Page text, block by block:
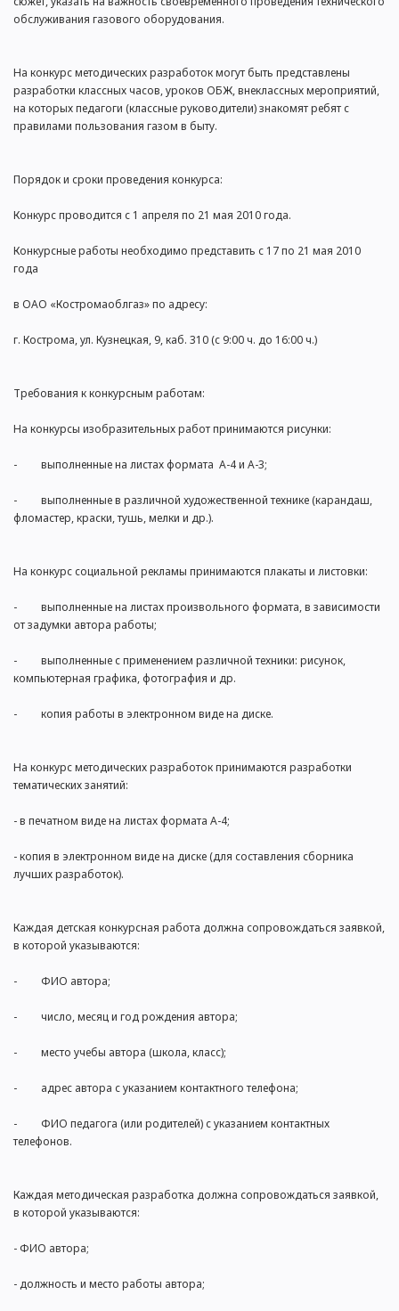
обслуживания газового оборудования.
На конкурс методических разработок могут быть представлены
разработки классных часов, уроков ОБЖ, внеклассных мероприятий,
на которых педагоги (классные руководители) знакомят ребят с
правилами пользования газом в быту.
Порядок и сроки проведения конкурса:
Конкурс проводится с 1 апреля по 21 мая 2010 года.
Конкурсные работы необходимо представить с 17 по 21 мая 2010
года
в ОАО «Костромаоблгаз» по адресу:
г. Кострома, ул. Кузнецкая, 9, каб. 310 (с 9:00 ч. до 16:00 ч.)
Требования к конкурсным работам:
На конкурсы изобразительных работ принимаются рисунки:
- выполненные на листах формата А-4 и А-3;
- выполненные в различной художественной технике (карандаш,
фломастер, краски, тушь, мелки и др.).
На конкурс социальной рекламы принимаются плакаты и листовки:
- выполненные на листах произвольного формата, в зависимости
от задумки автора работы;
- выполненные с применением различной техники: рисунок,
компьютерная графика, фотография и др.
- копия работы в электронном виде на диске.
На конкурс методических разработок принимаются разработки
тематических занятий:
- в печатном виде на листах формата А-4;
- копия в электронном виде на диске (для составления сборника
лучших разработок).
Каждая детская конкурсная работа должна сопровождаться заявкой,
в которой указываются:
- ФИО автора;
- число, месяц и год рождения автора;
- место учебы автора (школа, класс);
- адрес автора с указанием контактного телефона;
- ФИО педагога (или родителей) с указанием контактных
телефонов.
Каждая методическая разработка должна сопровождаться заявкой,
в которой указываются:
- ФИО автора;
- должность и место работы автора;